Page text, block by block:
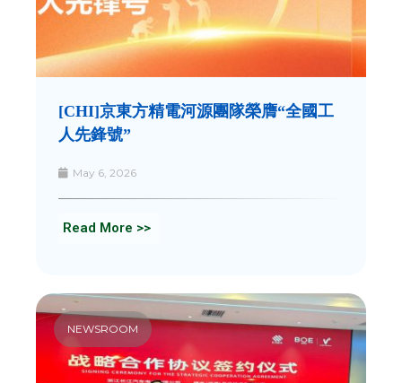
[CHI]京東方精電河源團隊榮膺“全國工
人先鋒號”
May 6, 2026
Read More >>
NEWSROOM